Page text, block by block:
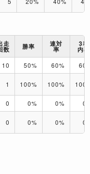
走
数 勝率 連対
率
3着
内率
10 50% 60%
1 100% 100%
0 0% 0%
0 0% 0%